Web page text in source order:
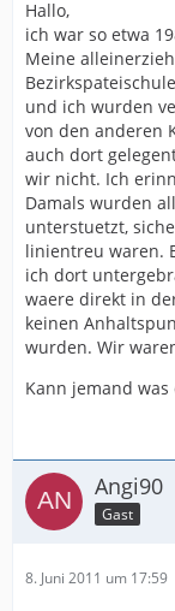
Hallo,
ich war so etwa
Meine
und ich wurden
von den anderen
auch dort
wir nicht. Ich
Damals wurden
unterstuetzt,
linientreu waren.
ich dort
waere direkt in
keinen
wurden. Wir
Kann jemand was
Angi90
Gast
8. Juni 2011 um 17:59